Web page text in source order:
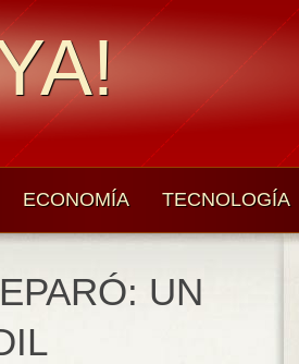
ECONOMÍA TECNOLOGÍA
UN